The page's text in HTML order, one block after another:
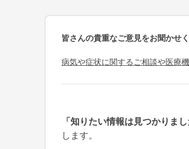
皆さんの貴重なご意見をお聞かせく
病気や症状に関するご相談や医療
「知りたい情報は見つかりまし
します。